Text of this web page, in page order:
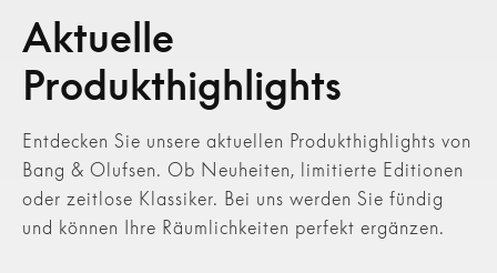
Aktuelle
Produkthighlights
Entdecken Sie unsere aktuellen Produkthighlights von
Bang & Olufsen. Ob Neuheiten, limitierte Editionen
oder zeitlose Klassiker. Bei uns werden Sie fündig
und können Ihre Räumlichkeiten perfekt ergänzen.